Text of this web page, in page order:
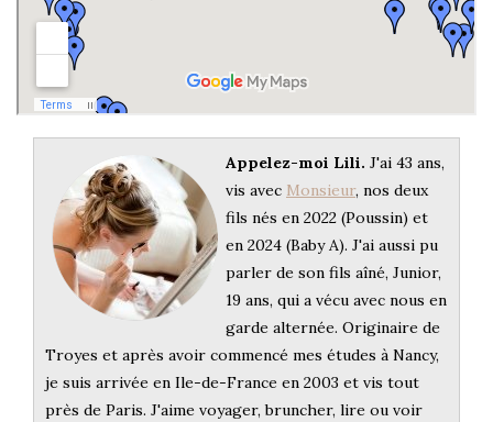
Appelez-moi Lili. J'ai 43 ans,
vis avec Monsieur, nos deux
fils nés en 2022 (Poussin) et
en 2024 (Baby A). J'ai aussi pu
parler de son fils aîné, Junior,
19 ans, qui a vécu avec nous en
garde alternée. Originaire de
Troyes et après avoir commencé mes études à Nancy,
je suis arrivée en Ile-de-France en 2003 et vis tout
près de Paris. J'aime voyager, bruncher, lire ou voir